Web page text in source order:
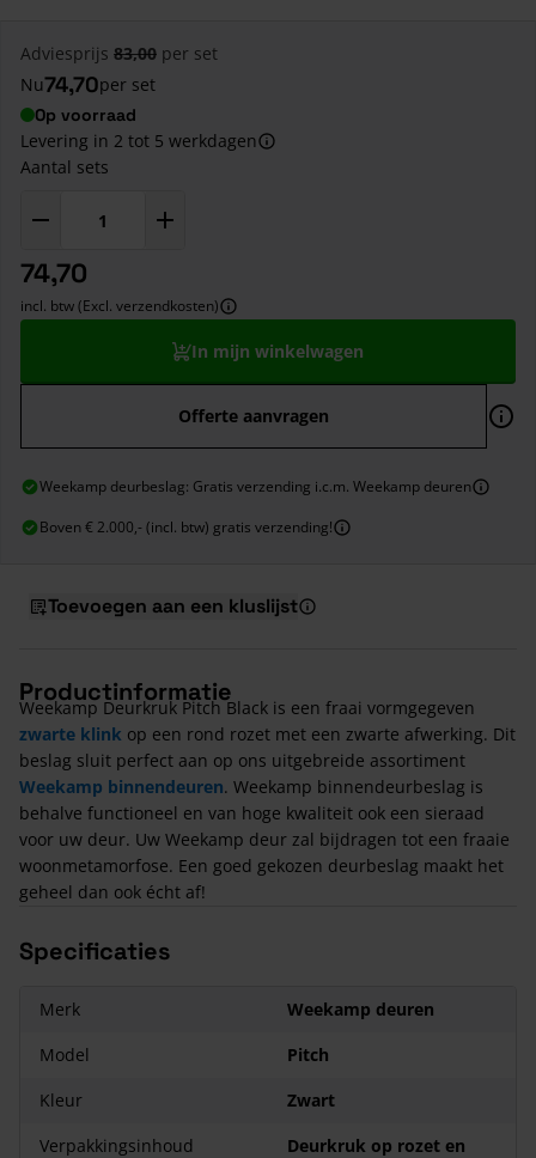
Adviesprijs 83,00 per set
Nu74,70per set
Op voorraad
Levering in 2 tot 5 werkdagen
Aantal sets
74,70
incl. btw (Excl. verzendkosten)
In mijn winkelwagen
Offerte aanvragen
Weekamp deurbeslag: Gratis verzending i.c.m. Weekamp deuren
Boven € 2.000,- (incl. btw) gratis verzending!
Toevoegen aan een kluslijst
Productinformatie
Weekamp Deurkruk Pitch Black is een fraai vormgegeven
zwarte klink op een rond rozet met een zwarte afwerking. Dit
beslag sluit perfect aan op ons uitgebreide assortiment
Weekamp binnendeuren. Weekamp binnendeurbeslag is
behalve functioneel en van hoge kwaliteit ook een sieraad
voor uw deur. Uw Weekamp deur zal bijdragen tot een fraaie
woonmetamorfose. Een goed gekozen deurbeslag maakt het
geheel dan ook écht af!
Specificaties
Merk
Weekamp deuren
Model
Pitch
Kleur
Zwart
Verpakkingsinhoud
Deurkruk op rozet en